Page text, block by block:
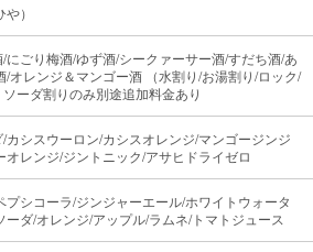
）
にごり梅酒/ゆず酒/シークァーサー酒/すだち酒/あ
/オレンジ＆マンゴー酒 （水割り/お湯割り/ロック/
ーダ割りのみ別途追加料金あり
カシスウーロン/カシスオレンジ/マンゴージンジ
オレンジ/ジントニック/アサヒドライゼロ
プシコーラ/ジンジャーエール/ホワイトウォータ
ーダ/オレンジ/アップル/ラムネ/トマトジュース